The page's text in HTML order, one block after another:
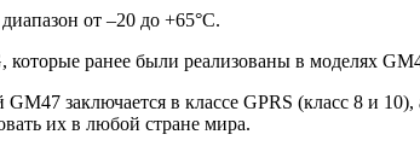
от –20 до +65°С.
ранее были реализованы в моделях
заключается в классе GPRS (класс 8 и
их в любой стране мира.